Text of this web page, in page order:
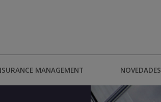
MANAGEMENT NOVEDADES